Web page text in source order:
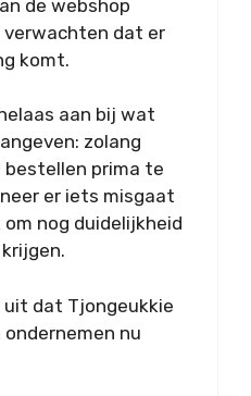
de webshop
dat er
komt.
aan bij wat
zolang
prima te
er iets misgaat
nog duidelijkheid
uit dat Tjongeukkie
nu